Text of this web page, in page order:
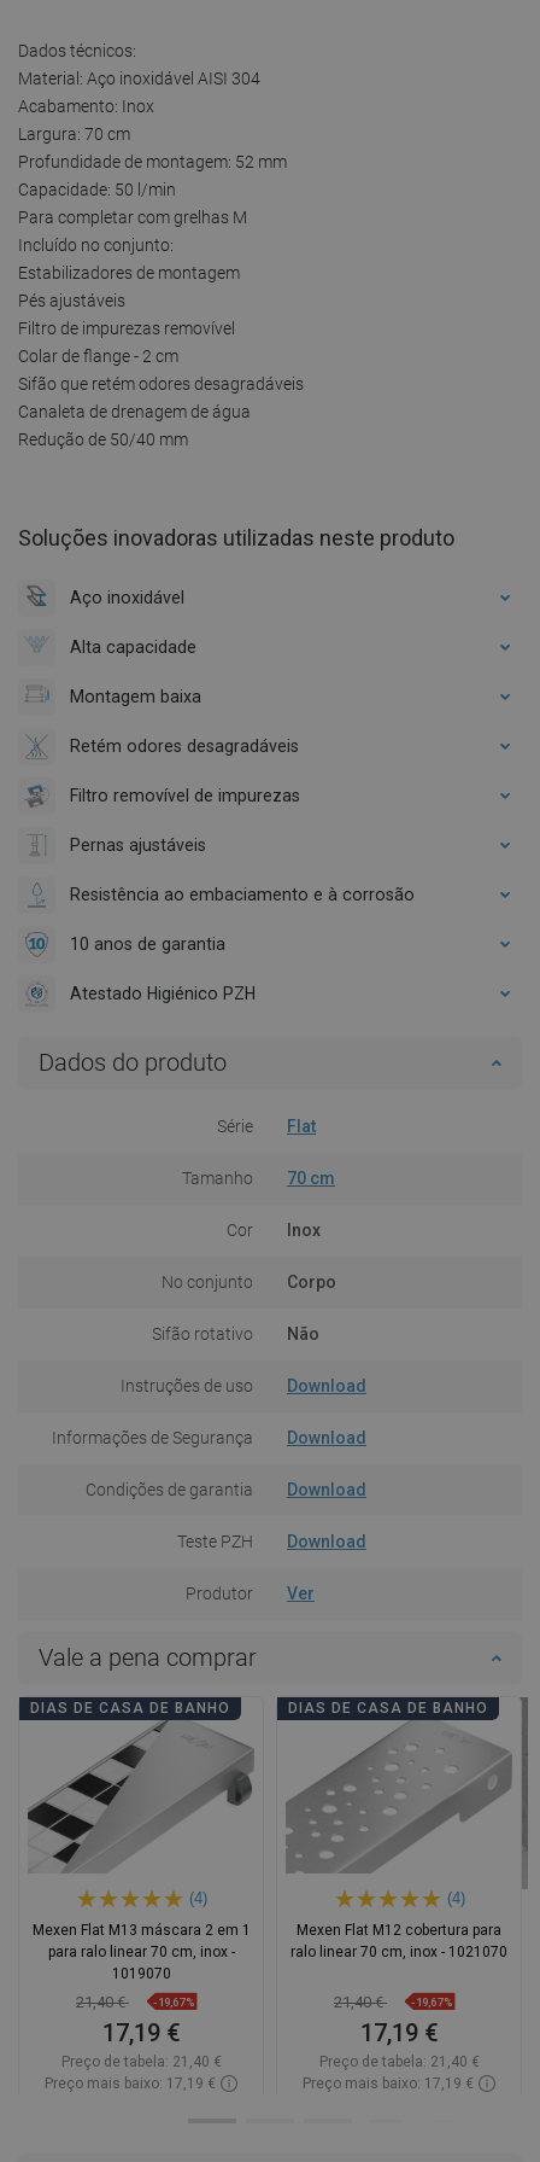
Dados técnicos:
Material: Aço inoxidável AISI 304
Acabamento: Inox
Largura: 70 cm
Profundidade de montagem: 52 mm
Capacidade: 50 l/min
Para completar com grelhas M
Incluído no conjunto:
Estabilizadores de montagem
Pés ajustáveis
Filtro de impurezas removível
Colar de flange - 2 cm
Sifão que retém odores desagradáveis
Canaleta de drenagem de água
Redução de 50/40 mm
Soluções inovadoras utilizadas neste produto
Aço inoxidável
Alta capacidade
Montagem baixa
Retém odores desagradáveis
Filtro removível de impurezas
Pernas ajustáveis
Resistência ao embaciamento e à corrosão
10 anos de garantia
Atestado Higiénico PZH
Dados do produto
Série Flat
Tamanho 70 cm
Cor Inox
No conjunto Corpo
Sifão rotativo Não
Instruções de uso Download
Informações de Segurança Download
Condições de garantia Download
Teste PZH Download
Produtor Ver
Vale a pena comprar
DIAS DE CASA DE BANHO
(4)
Mexen Flat M13 máscara 2 em 1
para ralo linear 70 cm, inox -
1019070
21,40 € -19,67%
17,19 €
Preço de tabela: 21,40 €
Preço mais baixo: 17,19 €
DIAS DE CASA DE BANHO
(4)
Mexen Flat M12 cobertura para
ralo linear 70 cm, inox - 1021070
21,40 € -19,67%
17,19 €
Preço de tabela: 21,40 €
Preço mais baixo: 17,19 €